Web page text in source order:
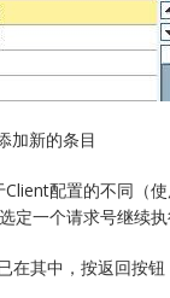
加新的条目
Client配置的不同（
定一个请求号继续
在其中，按返回按钮